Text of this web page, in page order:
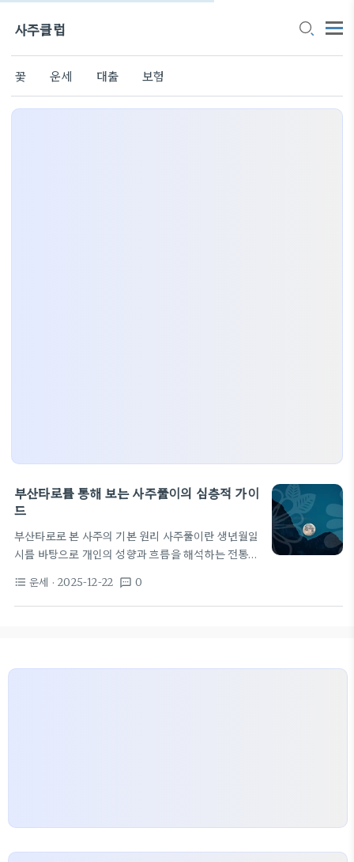
사주클럽
꽃 운세 대출 보험
부산타로를 통해 보는 사주풀이의 심층적 가이
드
부산타로로 본 사주의 기본 원리 사주풀이란 생년월일
시를 바탕으로 개인의 성향과 흐름을 해석하는 전통
과 사주 기둥의 주기성을 연결하는 해석 방식을 뜻한
다 이 방식은 독자에게 삶의 방향성과 중요한 시기를
format_list_bulleted 운세 · 2025-12-22 textsms 0